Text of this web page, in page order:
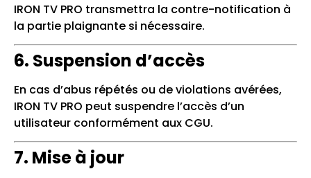
IRON TV PRO transmettra la contre-notification à
la partie plaignante si nécessaire.
6. Suspension d’accès
En cas d’abus répétés ou de violations avérées,
IRON TV PRO peut suspendre l’accès d’un
utilisateur conformément aux CGU.
7. Mise à jour